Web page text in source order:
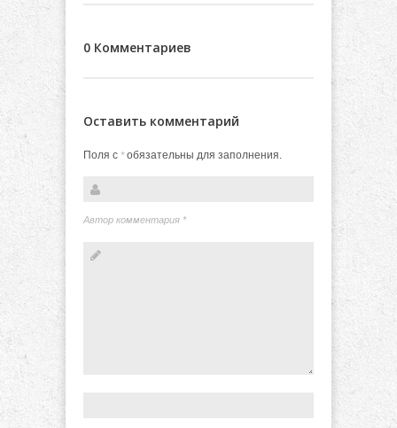
0 Комментариев
Оставить комментарий
Поля с *обязательны для заполнения.
Автор комментария *